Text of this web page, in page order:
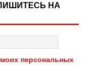
НА
персональных